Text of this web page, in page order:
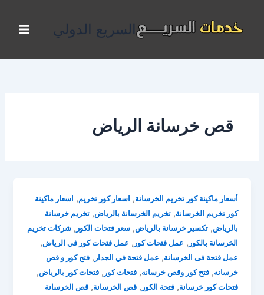
المحتوى
السريع الدولي
قص خرسانة الرياض
أسعار ماكينة كور تخريم الخرسانة, اسعار كور تخريم, اسعار ماكينة
كور تخريم الخرسانة,تخريم الخرسانة بالرياض,تخريم خرسانة
بالرياض,تكسير خرسانة بالرياض,سعر فتحات الكور ,شركات تخريم
الخرسانة بالكور , عمل فتحات كور , عمل فتحات كور في الرياض,
عمل فتحة فى الخرسانة, عمل فتحة في الجدار ,فتح كور و قص
خرسانه,فتح كور وقص خرسانه,فتحات كور ,فتحات كور بالرياض,
فتحات كور خرسانة,فتحة الكور ,قص الخرسانة,قص الخرسانة